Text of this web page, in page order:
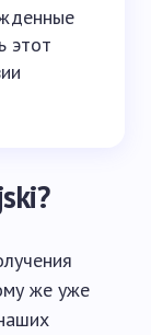
этот
же уже